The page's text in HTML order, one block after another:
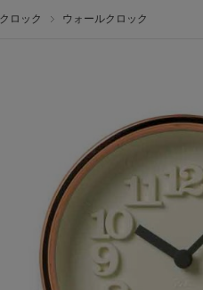
クロック ウォールクロック